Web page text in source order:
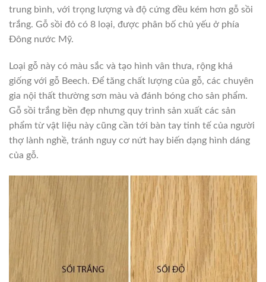
trung bình, với trọng lượng và độ cứng đều kém hơn gỗ sồi
trắng. Gỗ sồi đỏ có 8 loại, được phân bố chủ yếu ở phía
Đông nước Mỹ.
Loại gỗ này có màu sắc và tạo hình vân thưa, rộng khá
giống với gỗ Beech. Để tăng chất lượng của gỗ, các chuyên
gia nội thất thường sơn màu và đánh bóng cho sản phẩm.
Gỗ sồi trắng bền đẹp nhưng quy trình sản xuất các sản
phẩm từ vật liệu này cũng cần tới bàn tay tinh tế của người
thợ lành nghề, tránh nguy cơ nứt hay biến dạng hình dáng
của gỗ.